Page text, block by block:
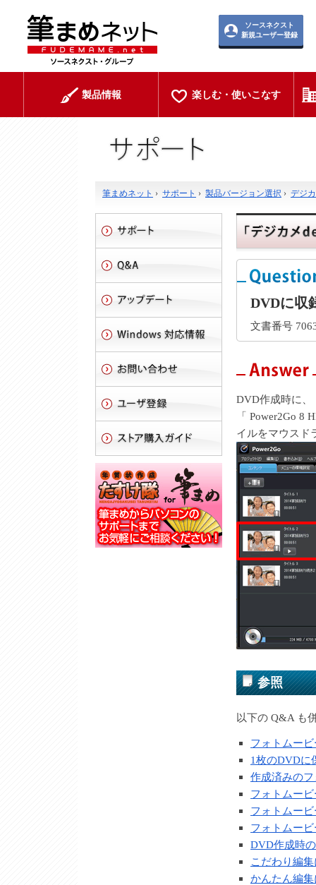
ソースネクスト
新規ユーザー登録
製品情報 楽しむ・使いこなす
筆まめネット › サポート › 製品バージョン選択 › デジ
DVDに収
文書番号
DVD作成時に、
「 Power2Go 8
イルをマウスド
参照
以下の Q&A も
フォトムー
1枚のDVDに
作成済みの
フォトムー
フォトムー
フォトムー
DVD作成時
こだわり編
かんたん編